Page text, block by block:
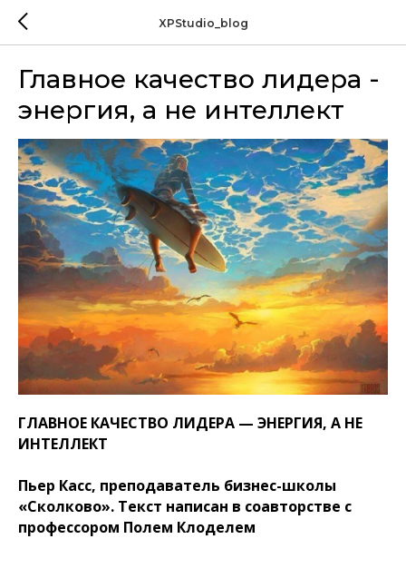
XPStudio_blog
Главное качество лидера -
энергия, а не интеллект
ГЛАВНОЕ КАЧЕСТВО ЛИДЕРА — ЭНЕРГИЯ, А НЕ
ИНТЕЛЛЕКТ
Пьер Касс, преподаватель бизнес-школы
«Сколково». Текст написан в соавторстве с
профессором Полем Клоделем